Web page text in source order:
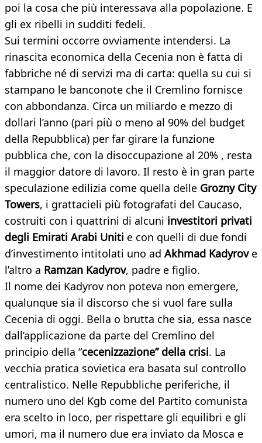
poi la cosa che più interessava alla popolazione. E
gli ex ribelli in sudditi fedeli.
Sui termini occorre ovviamente intendersi. La
rinascita economica della Cecenia non è fatta di
fabbriche né di servizi ma di carta: quella su cui si
stampano le banconote che il Cremlino fornisce
con abbondanza. Circa un miliardo e mezzo di
dollari l’anno (pari più o meno al 90% del budget
della Repubblica) per far girare la funzione
pubblica che, con la disoccupazione al 20% , resta
il maggior datore di lavoro. Il resto è in gran parte
speculazione edilizia come quella delle Grozny City
Towers, i grattacieli più fotografati del Caucaso,
costruiti con i quattrini di alcuni investitori privati
degli Emirati Arabi Uniti e con quelli di due fondi
d’investimento intitolati uno ad Akhmad Kadyrove
l’altro a Ramzan Kadyrov, padre e figlio.
Il nome dei Kadyrov non poteva non emergere,
qualunque sia il discorso che si vuol fare sulla
Cecenia di oggi. Bella o brutta che sia, essa nasce
dall’applicazione da parte del Cremlino del
principio della “cecenizzazione” della crisi. La
vecchia pratica sovietica era basata sul controllo
centralistico. Nelle Repubbliche periferiche, il
numero uno del Kgb come del Partito comunista
era scelto in loco, per rispettare gli equilibri e gli
umori, ma il numero due era inviato da Mosca e